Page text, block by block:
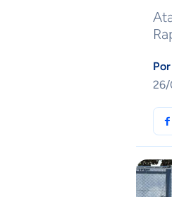
Por
26/